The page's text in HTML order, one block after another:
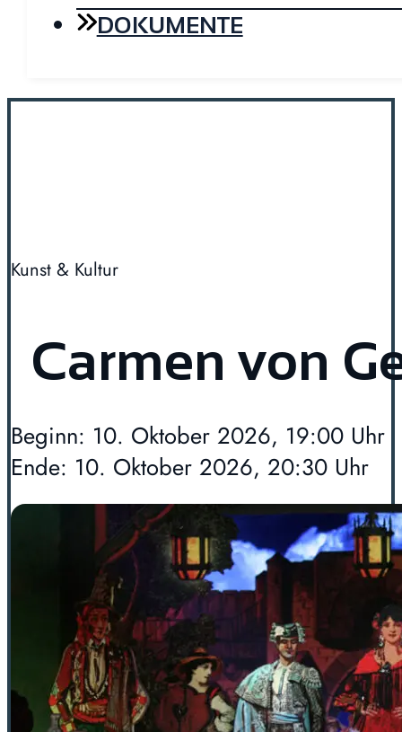
DOKUMENTE
Kunst & Kultur
Carmen von
Beginn: 10. Oktober 2026, 19:00 Uhr
Ende: 10. Oktober 2026, 20:30 Uhr